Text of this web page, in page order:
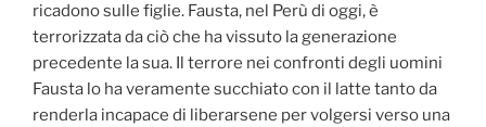
ricadono sulle figlie. Fausta, nel Perù di oggi, è
terrorizzata da ciò che ha vissuto la generazione
precedente la sua. Il terrore nei confronti degli uomini
Fausta lo ha veramente succhiato con il latte tanto da
renderla incapace di liberarsene per volgersi verso una